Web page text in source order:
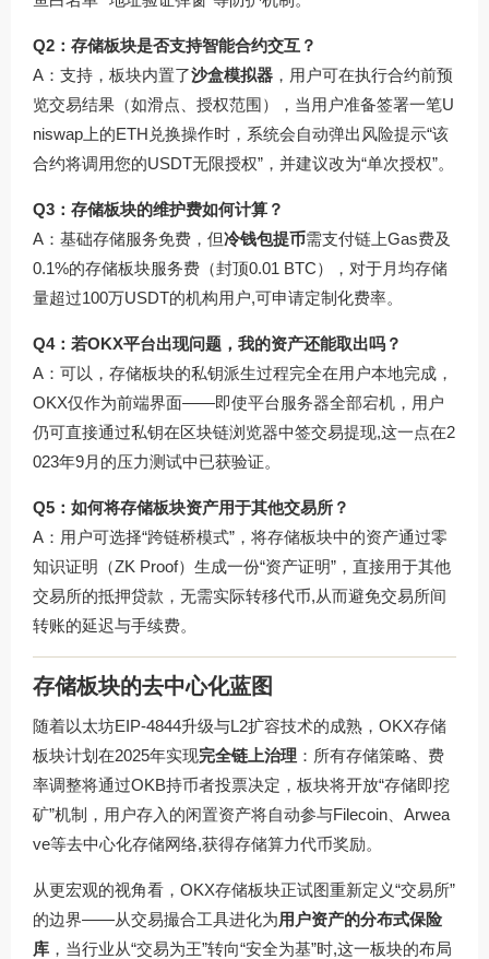
Q2：存储板块是否支持智能合约交互？
A：支持，板块内置了沙盒模拟器 ，用户可在执行合约前预
览交易结果（如滑点、授权范围），当用户准备签署一笔U
niswap上的ETH兑换操作时，系统会自动弹出风险提示“该
合约将调用您的USDT无限授权”，并建议改为“单次授权”。
Q3：存储板块的维护费如何计算？
A：基础存储服务免费，但冷钱包提币需支付链上Gas费及
0.1%的存储板块服务费（封顶0.01 BTC），对于月均存储
量超过100万USDT的机构用户,可申请定制化费率。
Q4：若OKX平台出现问题，我的资产还能取出吗？
A：可以，存储板块的私钥派生过程完全在用户本地完成，
OKX仅作为前端界面——即使平台服务器全部宕机，用户
仍可直接通过私钥在区块链浏览器中签交易提现,这一点在2
023年9月的压力测试中已获验证。
Q5：如何将存储板块资产用于其他交易所？
A：用户可选择“跨链桥模式”，将存储板块中的资产通过零
知识证明（ZK Proof）生成一份“资产证明”，直接用于其他
交易所的抵押贷款，无需实际转移代币,从而避免交易所间
转账的延迟与手续费。
存储板块的去中心化蓝图
随着以太坊EIP-4844升级与L2扩容技术的成熟，OKX存储
板块计划在2025年实现完全链上治理 ：所有存储策略、费
率调整将通过OKB持币者投票决定，板块将开放“存储即挖
矿”机制，用户存入的闲置资产将自动参与Filecoin、Arwea
ve等去中心化存储网络,获得存储算力代币奖励。
从更宏观的视角看，OKX存储板块正试图重新定义“交易所”
的边界——从交易撮合工具进化为用户资产的分布式保险
库 ，当行业从“交易为王”转向“安全为基”时,这一板块的布局